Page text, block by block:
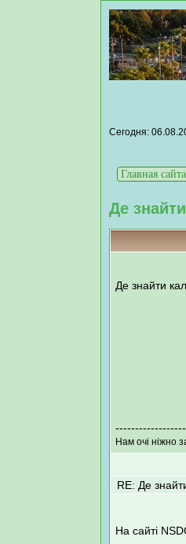
Сегодня:
Главная сайта
Де
Де знайти
Нам очі ніжно
RE: Де
На сайті